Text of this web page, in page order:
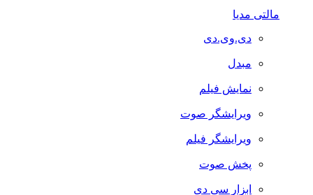
مالتی مدیا
دی.وی.دی
مبدل
نمایش فیلم
ویرایشگر صوت
ویرایشگر فیلم
پخش صوت
ابزار سی دی